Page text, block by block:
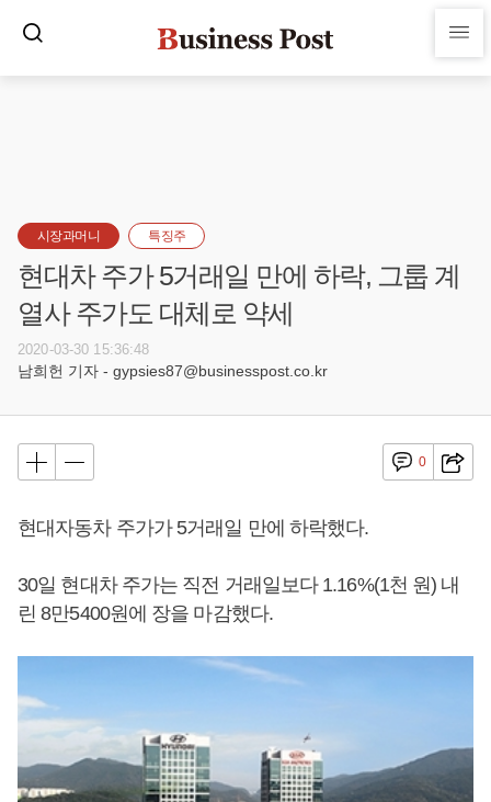
시장과머니 특징주
현대차 주가 5거래일 만에 하락, 그룹 계
열사 주가도 대체로 약세
2020-03-30 15:36:48
남희헌 기자 - gypsies87@businesspost.co.kr
0
현대자동차 주가가 5거래일 만에 하락했다.
30일 현대차 주가는 직전 거래일보다 1.16%(1천 원) 내
린 8만5400원에 장을 마감했다.